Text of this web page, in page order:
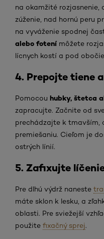
na okamžité
zúženie, nad hornú peru
na vyváženie spodnej
alebo fotení môžete
lícnych kostí a pod
4. Prepojte tiene
Pomocou hubky, štetca
zapracujte. Začnite od
prechádzajte k tmavším,
premiešaniu. Cieľom je
ostrých línií.
5. Zafixujte
Pre dlhú výdrž naneste
máte sklon k lesku, a
oblasti. Pre sviežejší
použite fixačný sprej.